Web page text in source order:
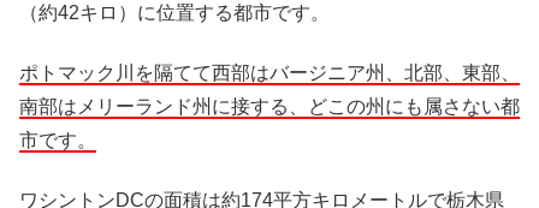
（約42キロ）に位置する都市です。
ポトマック川を隔てて西部はバージニア州、北部、東部、
南部はメリーランド州に接する、どこの州にも属さない都
市です。
ワシントンDCの面積は約174平方キロメートルで栃木県